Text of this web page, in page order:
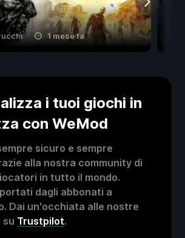
1 mese fa
i tuoi giochi in
con WeMod
sicuro e sempre
alla nostra community di
in tutto il mondo.
dagli abbonati a
Dai un'occhiata alle nostre
su Trustpilot.